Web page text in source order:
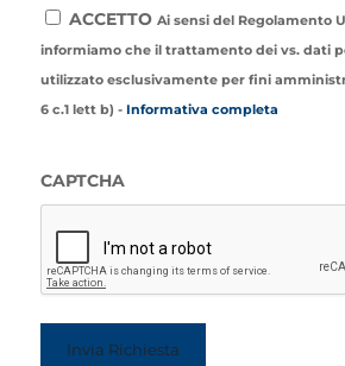
ACCETTO Ai sensi del Regolamento
informiamo che il trattamento dei vs. dati
utilizzato esclusivamente per fini
6 c.1 lett b) - Informativa completa
CAPTCHA